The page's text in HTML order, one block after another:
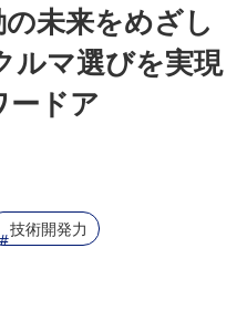
未来をめざし
ルマ選びを実現
ドア
技術開発力